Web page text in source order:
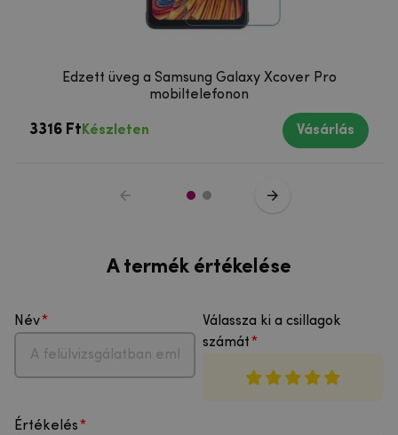
Edzett üveg a Samsung Galaxy Xcover Pro
mobiltelefonon
3316 Ft Készleten Vásárlás
A termék értékelése
Név
Válassza ki a csillagok
számát
Értékelés